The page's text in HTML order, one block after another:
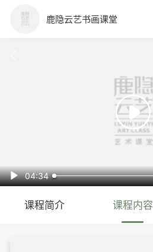
鹿隐云艺书画课堂

 04:34
课程简介 课程内容